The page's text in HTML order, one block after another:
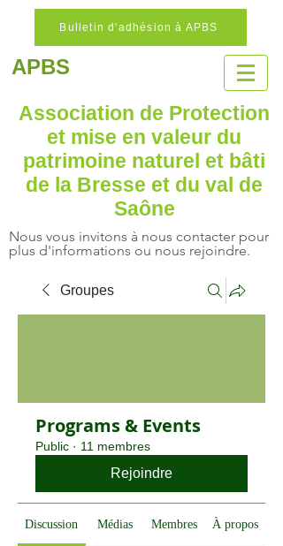
Bulletin d'adhésion à APBS
APBS
Association de Protection
et mise en valeur du
patrimoine naturel et bâti
de la Bresse et du val de
Saône
Nous vous invitons à nous contacter pour
plus d'informations ou nous rejoindre.
Groupes
Programs & Events
Public · 11 membres
Rejoindre
Discussion Médias Membres À propos